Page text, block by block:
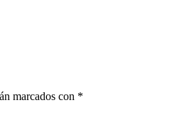
marcados con *